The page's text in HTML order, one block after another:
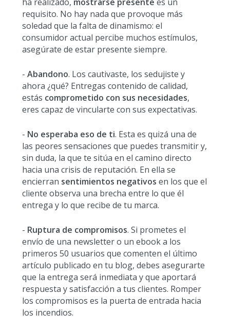
requisito. No hay nada que provoque más
soledad que la falta de dinamismo: el
consumidor actual percibe muchos estímulos,
asegúrate de estar presente siempre.
- Abandono. Los cautivaste, los sedujiste y
ahora ¿qué? Entregas contenido de calidad,
estás comprometido con sus necesidades,
eres capaz de vincularte con sus expectativas.
- No esperaba eso de ti. Esta es quizá una de
las peores sensaciones que puedes transmitir y,
sin duda, la que te sitúa en el camino directo
hacia una crisis de reputación. En ella se
encierran sentimientos negativos en los que el
cliente observa una brecha entre lo que él
entrega y lo que recibe de tu marca.
- Ruptura de compromisos. Si prometes el
envío de una newsletter o un ebook a los
primeros 50 usuarios que comenten el último
artículo publicado en tu blog, debes asegurarte
que la entrega será inmediata y que aportará
respuesta y satisfacción a tus clientes. Romper
los compromisos es la puerta de entrada hacia
los incendios.